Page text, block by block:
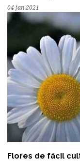
04 jan 2021
Flores de fácil